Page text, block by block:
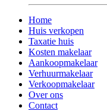
Home
Huis verkopen
Taxatie huis
Kosten makelaar
Aankoopmakelaar
Verhuurmakelaar
Verkoopmakelaar
Over ons
Contact